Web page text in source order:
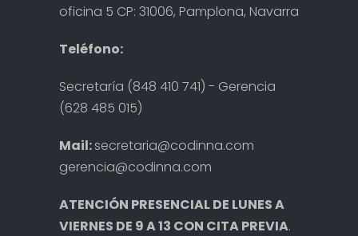
oficina 5 CP: 31006, Pamplona, Navarra
Teléfono:
Secretaría (848 410 741) - Gerencia
(628 485 015)
Mail:secretaria@codinna.com
gerencia@codinna.com
ATENCIÓN PRESENCIAL DE LUNES A
VIERNES DE 9 A 13 CON CITA PREVIA.